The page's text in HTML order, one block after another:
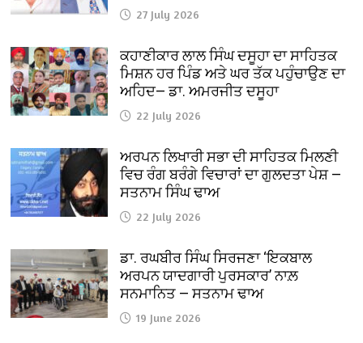
27 July 2026
ਕਹਾਣੀਕਾਰ ਲਾਲ ਸਿੰਘ ਦਸੂਹਾ ਦਾ ਸਾਹਿਤਕ
ਮਿਸ਼ਨ ਹਰ ਪਿੰਡ ਅਤੇ ਘਰ ਤੱਕ ਪਹੁੰਚਾਉਣ ਦਾ
ਅਹਿਦ— ਡਾ. ਅਮਰਜੀਤ ਦਸੂਹਾ
22 July 2026
ਅਰਪਨ ਲਿਖਾਰੀ ਸਭਾ ਦੀ ਸਾਹਿਤਕ ਮਿਲਣੀ
ਵਿਚ ਰੰਗ ਬਰੰਗੇ ਵਿਚਾਰਾਂ ਦਾ ਗੁਲਦਤਾ ਪੇਸ਼ —
ਸਤਨਾਮ ਸਿੰਘ ਢਾਅ
22 July 2026
ਡਾ. ਰਘਬੀਰ ਸਿੰਘ ਸਿਰਜਣਾ ‘ਇਕਬਾਲ
ਅਰਪਨ ਯਾਦਗਾਰੀ ਪੁਰਸਕਾਰ’ ਨਾਲ਼
ਸਨਮਾਨਿਤ — ਸਤਨਾਮ ਢਾਅ
19 June 2026